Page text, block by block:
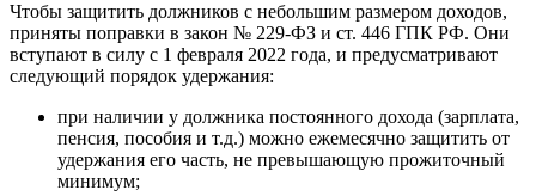
Чтобы защитить должников с небольшим размером доходов,
приняты поправки в закон № 229-ФЗ и ст. 446 ГПК РФ. Они
вступают в силу с 1 февраля 2022 года, и предусматривают
следующий порядок удержания:
при наличии у должника постоянного дохода (зарплата,
пенсия, пособия и т.д.) можно ежемесячно защитить от
удержания его часть, не превышающую прожиточный
минимум;